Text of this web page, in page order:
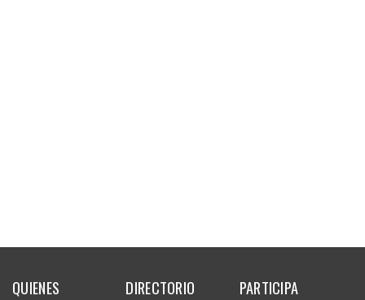
QUIENES DIRECTORIO PARTICIPA